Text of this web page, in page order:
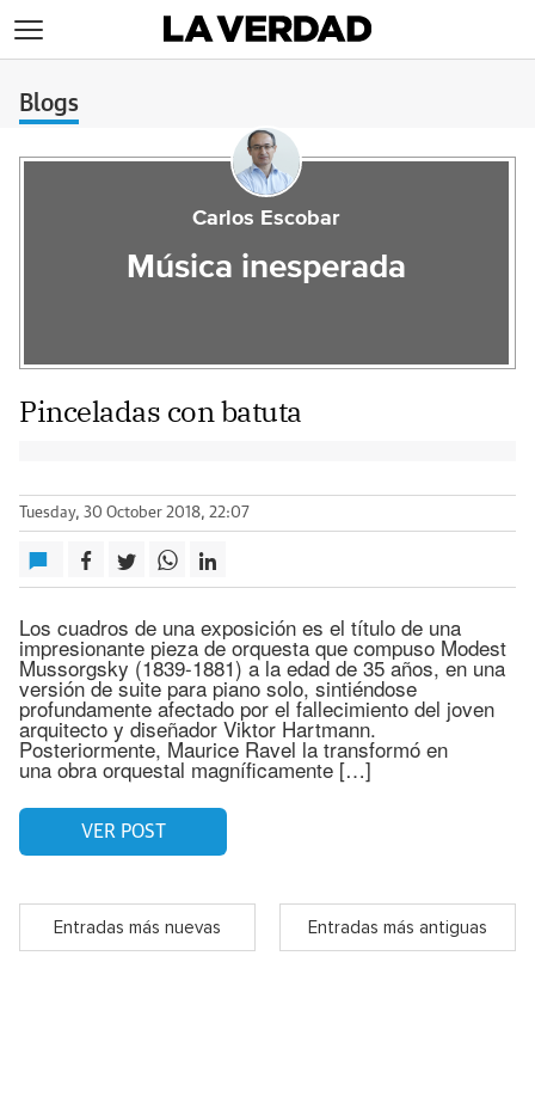
Blogs
Carlos Escobar
Música inesperada
Pinceladas con batuta
Tuesday, 30 October 2018, 22:07
Los cuadros de una exposición es el título de una
impresionante pieza de orquesta que compuso Modest
Mussorgsky (1839-1881) a la edad de 35 años, en una
versión de suite para piano solo, sintiéndose
profundamente afectado por el fallecimiento del joven
arquitecto y diseñador Viktor Hartmann.
Posteriormente, Maurice Ravel la transformó en
una obra orquestal magníficamente […]
VER POST
Entradas más nuevas Entradas más antiguas